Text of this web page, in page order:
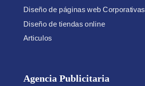
Diseño de páginas web Corporativas
Diseño de tiendas online
Articulos
Agencia Publicitaria